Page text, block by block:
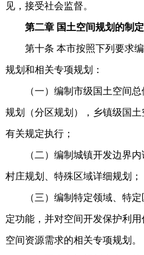
见，接受社会监督。
第二章 国土空间规划的制定
第十条 本市按照下列要求编
规划和相关专项规划：
（一）编制市级国土空间总
规划（分区规划），乡镇级国
有关规定执行；
（二）编制城镇开发边界内
村庄规划、特殊区域详细规划；
（三）编制特定领域、特定
定功能，并对空间开发保护利
空间资源需求的相关专项规划。